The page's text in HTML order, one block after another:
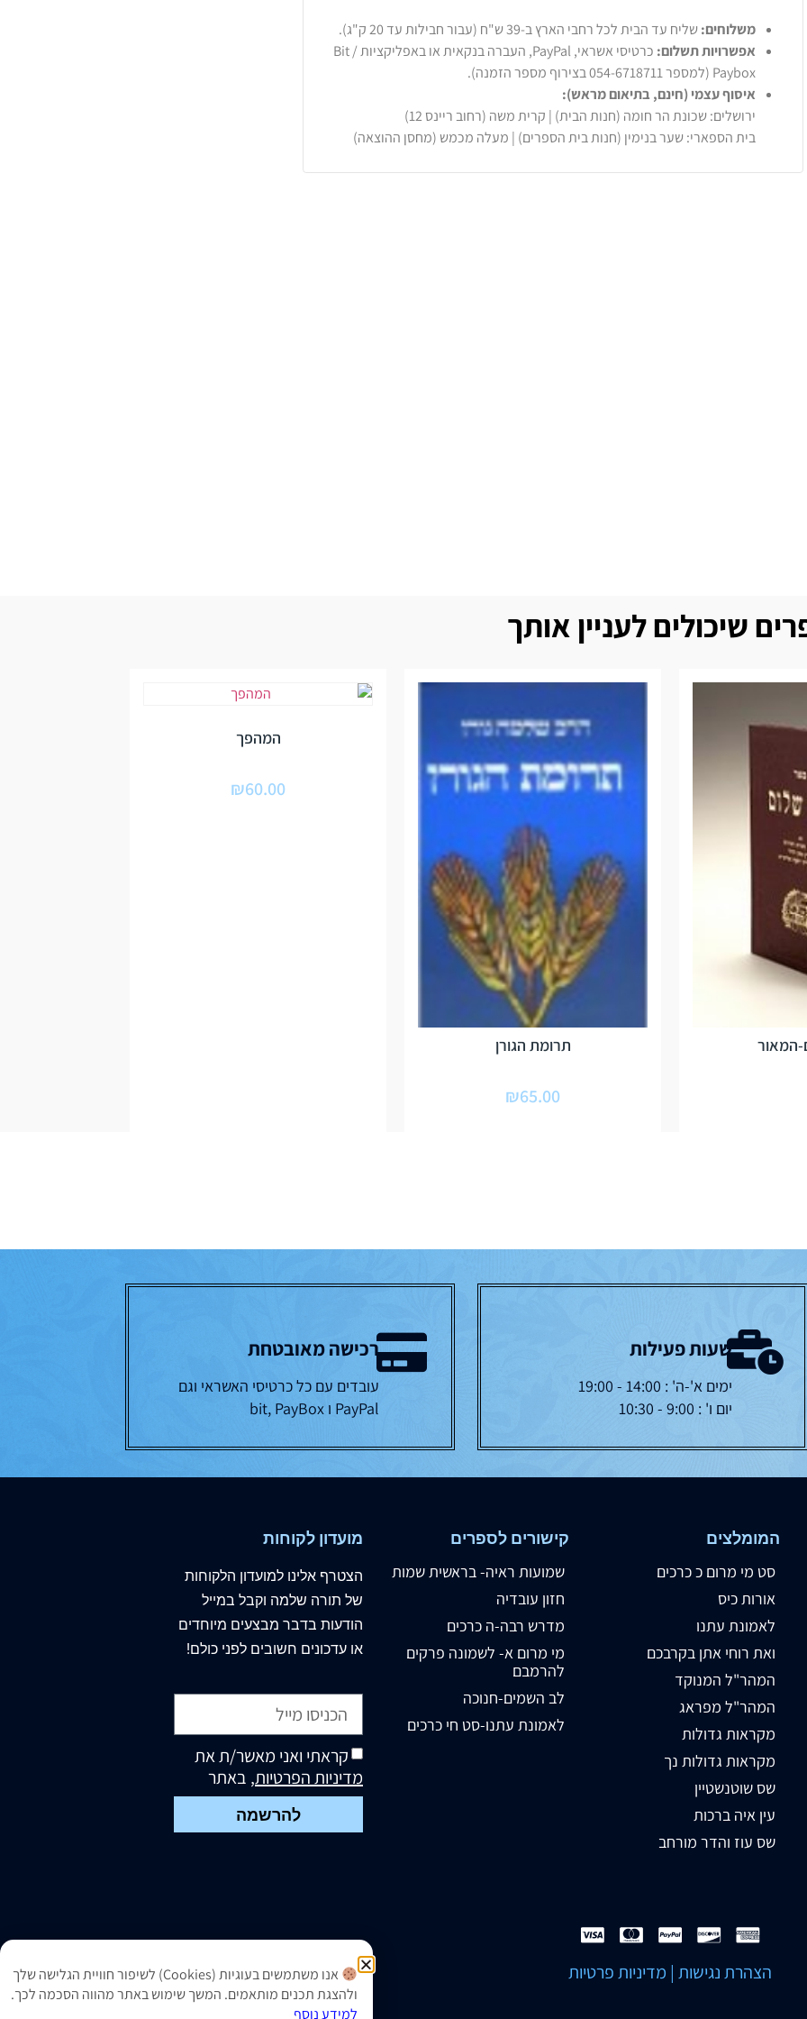
משלוחים:שליח עד הבית לכל רחבי הארץ ב-39 ש"ח (עבור חבילות עד 20 ק"ג).
אפשרויות תשלום:
כרטיסי אשראי, PayPal, העברה בנקאית או באפליקציות Bit /
Paybox (למספר 054-6718711 בצירוף מספר הזמנה).
איסוף עצמי (חינם, בתיאום מראש):
ירושלים: שכונת הר חומה (חנות הבית) | קרית משה (רחוב ריינס 12)
בית הספארי: שער בנימין (חנות בית הספרים) | מעלה מכמש (מחסן ההוצאה)
שיכולים לעניין אותך
המאור תרומת הגורן
₪65.00
המהפך
₪60.00
שעות פעילות
ימים א'-ה' : 14:00 - 19:00
יום ו' : 9:00 - 10:30
רכישה מאובטחת
עובדים עם כל כרטיסי האשראי וגם
PayPal ו bit, PayBox
המומלצים
סט מי מרום כ כרכים
אורות כיס
לאמונת עתנו
ואת רוחי אתן בקרבכם
המהר"ל המנוקד
המהר"ל מפראג
מקראות גדולות
מקראות גדולות נך
שס שוטנשטיין
עין איה ברכות
שס עוז והדר מורחב
קישורים לספרים
שמועות ראיה- בראשית שמות
חזון עובדיה
מדרש רבה-ה כרכים
מי מרום א- לשמונה פרקים
להרמבם
לב השמים-חנוכה
לאמונת עתנו-סט חי כרכים
מועדון לקוחות
הצטרף אלינו למועדון הלקוחות
של תורה שלמה וקבל במייל
הודעות בדבר מבצעים מיוחדים
או עדכונים חשובים לפני כולם!
קראתי ואני מאשר/ת את
מדיניות הפרטיות, באתר
להרשמה
הצהרת נגישות | מדיניות פרטיות
אנו משתמשים בעוגיות (Cookies) לשיפור חוויית הגלישה שלך
ולהצגת תכנים מותאמים. המשך שימוש באתר מהווה הסכמה לכך.
למידע נוסף